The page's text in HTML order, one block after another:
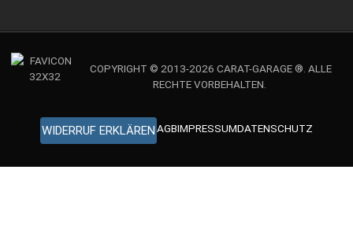
COPYRIGHT © 2013-2026 CARAT-GARAGE ®. ALLE
RECHTE VORBEHALTEN.
WIDERRUF ERKLÄRENAGBIMPRESSUMDATENSCHUTZ